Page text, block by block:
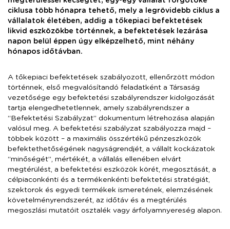
ciklusa több hónapra tehető, mely a legrövidebb ciklus a
vállalatok életében, addig a tőkepiaci befektetések
likvid eszközökbe történnek, a befektetések lezárása
napon belül éppen úgy elképzelhető, mint néhány
hónapos időtávban.
A tőkepiaci befektetések szabályozott, ellenőrzött módon
történnek, első megvalósítandó feladatként a Társaság
vezetősége egy befektetési szabályrendszer kidolgozását
tartja elengedhetetlennek, amely szabályrendszer a
“Befektetési Szabályzat” dokumentum létrehozása alapján
valósul meg. A befektetési szabályzat szabályozza majd –
többek között – a maximális összértékű pénzeszközök
befektethetőségének nagyságrendjét, a vállalt kockázatok
“minőségét”, mértékét, a vállalás ellenében elvárt
megtérülést, a befektetési eszközök körét, megosztását, a
célpiaconkénti és a termékenkénti befektetési stratégiát,
szektorok és egyedi termékek ismeretének, elemzésének
követelményrendszerét, az időtáv és a megtérülés
megoszlási mutatóit osztalék vagy árfolyamnyereség alapon.